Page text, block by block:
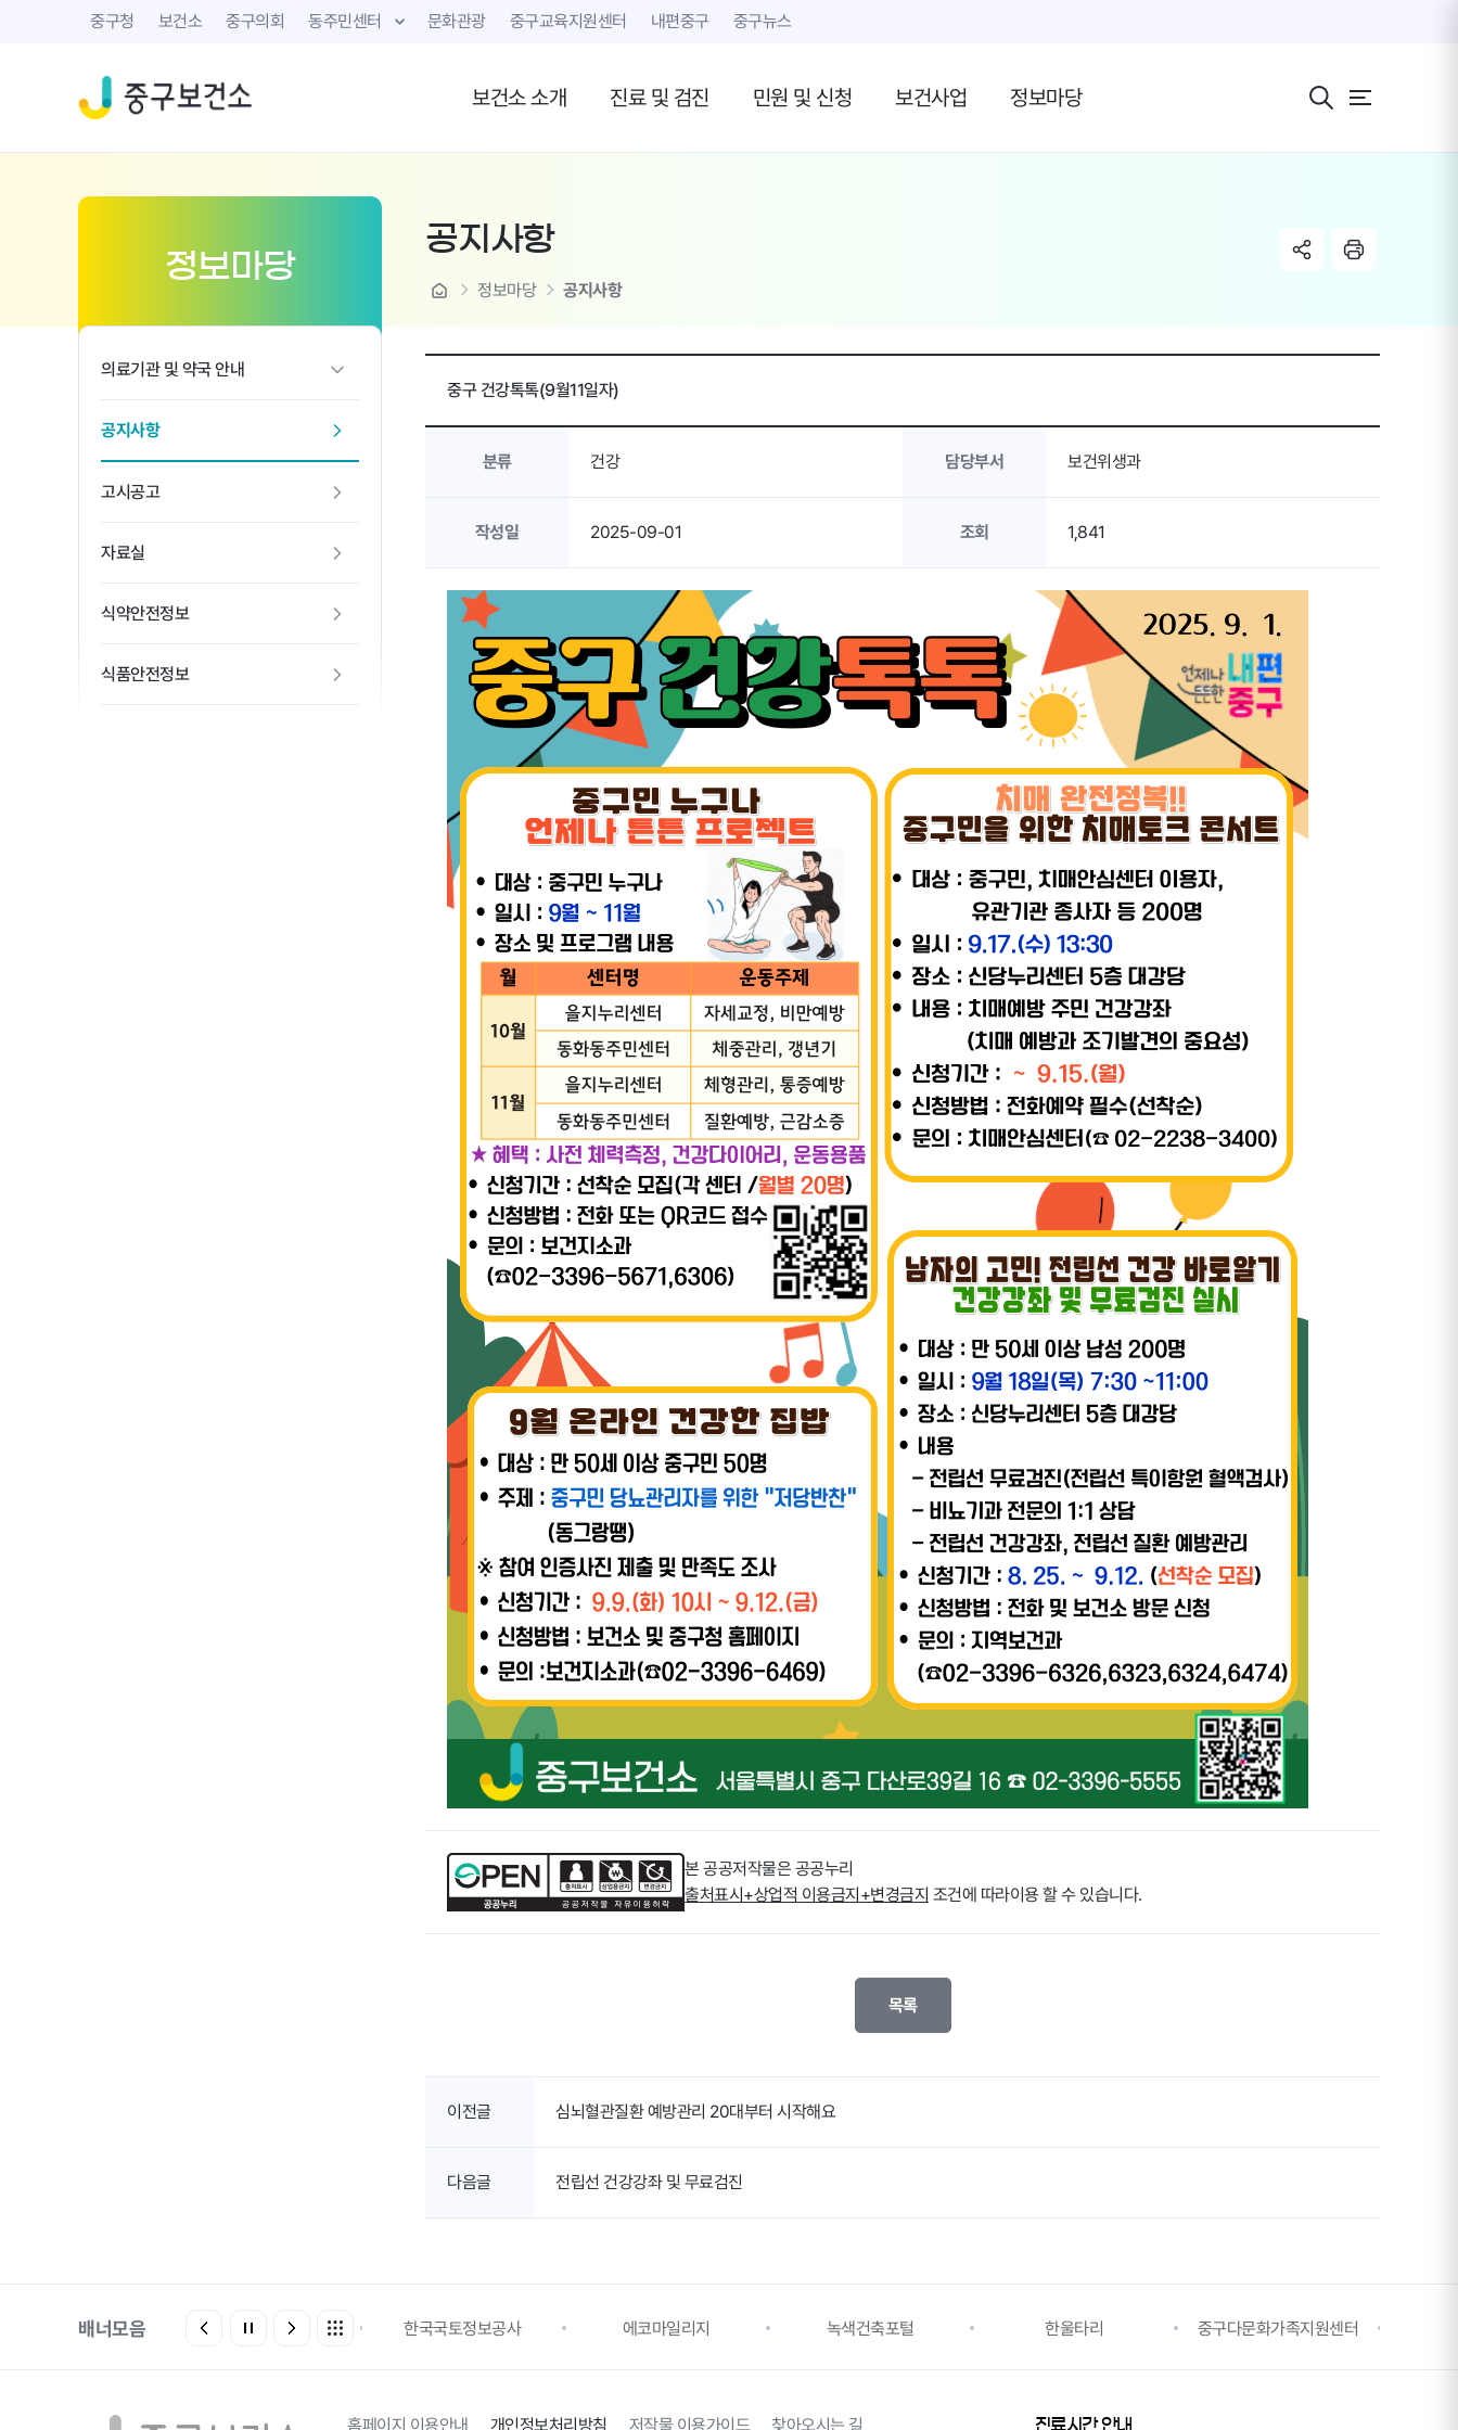
본문 내용 바로가기
중구청 보건소 중구의회 동주민센터 문화관광 중구교육지원센터 내편중구 중구뉴스
보건소 소개 진료 및 검진 민원 및 신청 보건사업 정보마당 전체 메뉴 보기
정보마당
의료기관 및 약국 안내
공지사항
고시공고
자료실
식약안전정보
식품안전정보
공지사항
home 정보마당 공지사항
중구 건강톡톡(9월11일자)
분류 건강 담당부서 보건위생과
작성일 2025-09-01 조회 1,841
본 공공저작물은 공공누리
출처표시+상업적 이용금지+변경금지 조건에 따라이용 할 수 있습니다.
목록
이전글 심뇌혈관질환 예방관리 20대부터 시작해요
다음글 전립선 건강강좌 및 무료검진
배너모음
에어코리아 환경부전기차충전소 한국국토정보공사 에코마일리지 녹색건축포털 한울타리 중구다문화가족지원센터
홈페이지 이용안내 개인정보처리방침 저작물 이용가이드 찾아오시는 길 진료시간 안내